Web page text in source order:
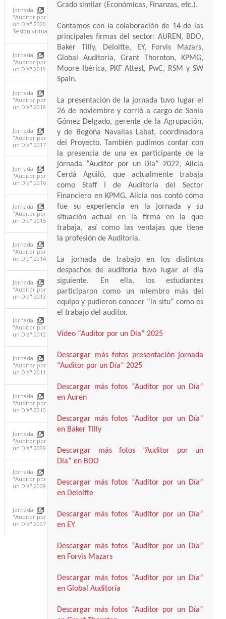
Jornada
"Auditor por
un Día" 2020 -
Sesión virtual
Jornada
"Auditor por
un Día" 2019
Jornada
"Auditor por
un Día" 2018
Jornada
"Auditor por
un Día" 2017
Jornada
"Auditor por
un Día" 2016
Jornada
"Auditor por
un Día" 2015
Jornada
"Auditor por
un Día" 2014
Jornada
"Auditor por
un Día" 2013
Jornada
"Auditor por
un Dí­a" 2012
Jornada
"Auditor por
un Dí­a" 2011
Jornada
"Auditor por
un Dí­a" 2010
Jornada
"Auditor por
un Dí­a" 2009
Jornada
"Auditor por
un Dí­a" 2008
Jornada
"Auditor por
un Dí­a" 2007
Grado similar (Económicas, Finanzas, etc.).
Contamos con la colaboración de 14 de las
principales firmas del sector: AUREN, BDO,
Baker Tilly, Deloitte, EY, Forvis Mazars,
Global Auditoría, Grant Thornton, KPMG,
Moore Ibérica, PKF Attest, PwC, RSM y SW
Spain.
La presentación de la jornada tuvo lugar el
26 de noviembre y corrió a cargo de Sonia
Gómez Delgado, gerente de la Agrupación,
y de Begoña Navallas Labat, coordinadora
del Proyecto. También pudimos contar con
la presencia de una ex participante de la
jornada “Auditor por un Día” 2022, Alicia
Cerdá Aguiló, que actualmente trabaja
como Staff I de Auditoría del Sector
Financiero en KPMG. Alicia nos contó cómo
fue su experiencia en la jornada y su
situación actual en la firma en la que
trabaja, así como las ventajas que tiene
la profesión de Auditoría.
La jornada de trabajo en los distintos
despachos de auditoría tuvo lugar al día
siguiente. En ella, los estudiantes
participaron como un miembro más del
equipo y pudieron conocer “in situ” como es
el trabajo del auditor.
Vídeo “Auditor por un Día” 2025
Descargar más fotos presentación jornada
“Auditor por un Día” 2025
Descargar más fotos “Auditor por un Día”
en Auren
Descargar más fotos “Auditor por un Día”
en Baker Tilly
Descargar más fotos ”Auditor por un
Día” en BDO
Descargar más fotos “Auditor por un Día”
en Deloitte
Descargar más fotos “Auditor por un Día”
en EY
Descargar más fotos “Auditor por un Día”
en Forvis Mazars
Descargar más fotos “Auditor por un Día”
en Global Auditoría
Descargar más fotos “Auditor por un Día”